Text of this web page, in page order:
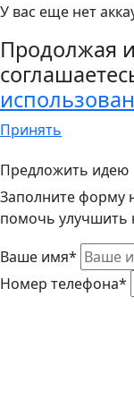
У вас еще нет
Продолжая
Принять
Предложить идею
Заполните форму
помочь улучшить
Ваше имя*
Номер телефона*